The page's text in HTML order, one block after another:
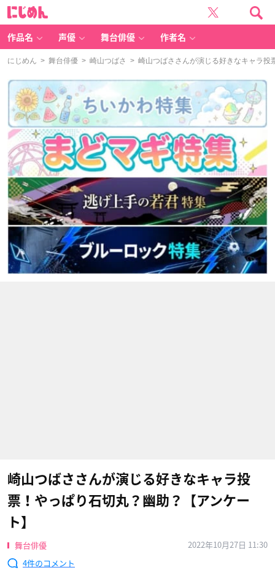
作品名 声優 舞台俳優 作者名
にじめん > 舞台俳優 > 崎山つばさ > 崎山つばささんが演じる好きなキャラ投
崎山つばささんが演じる好きなキャラ投
票！やっぱり石切丸？幽助？【アンケー
ト】
舞台俳優
2022年10月27日 11:30
4